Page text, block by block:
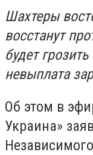
Шахтеры
восстанут
будет
невыплата
Об этом в
Украина»